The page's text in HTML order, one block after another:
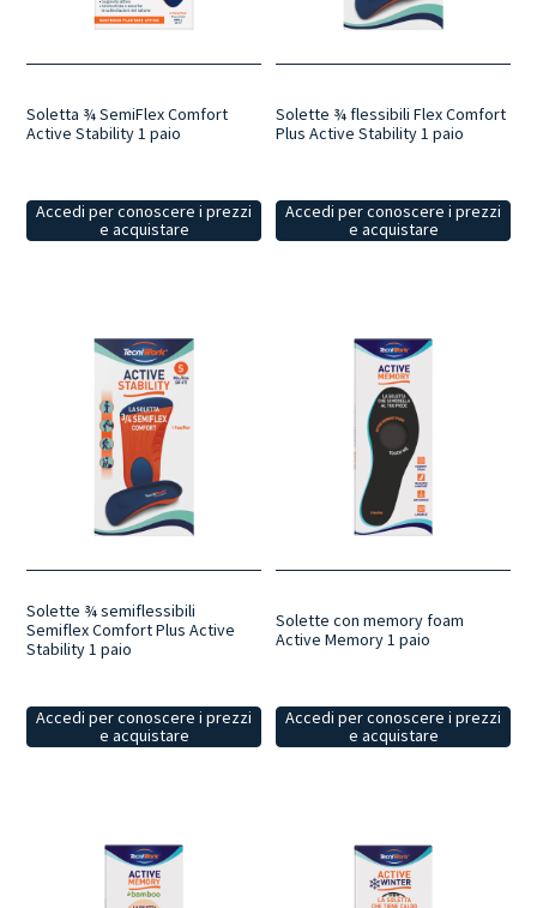
Soletta ¾ SemiFlex Comfort
Active Stability 1 paio
Accedi per conoscere i prezzi
e acquistare
Solette ¾ flessibili Flex Comfort
Plus Active Stability 1 paio
Accedi per conoscere i prezzi
e acquistare
Solette ¾ semiflessibili
Semiflex Comfort Plus Active
Stability 1 paio
Accedi per conoscere i prezzi
e acquistare
Solette con memory foam
Active Memory 1 paio
Accedi per conoscere i prezzi
e acquistare